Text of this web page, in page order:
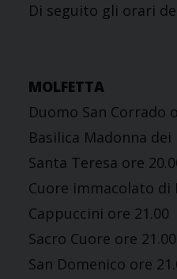
Di seguito gli orari
MOLFETTA
Duomo San Corrado
Basilica Madonna
Santa Teresa ore
Cuore immacolato di
Cappuccini ore 21.00
Sacro Cuore ore 21.00
San Domenico ore